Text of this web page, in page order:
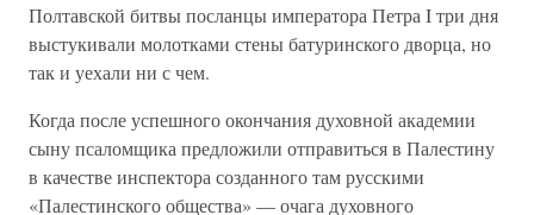
Полтавской битвы посланцы императора Петра I три дня
выстукивали молотками стены батуринского дворца, но
так и уехали ни с чем.
Когда после успешного окончания духовной академии
сыну псаломщика предложили отправиться в Палестину
в качестве инспектора созданного там русскими
«Палестинского общества» — очага духовного